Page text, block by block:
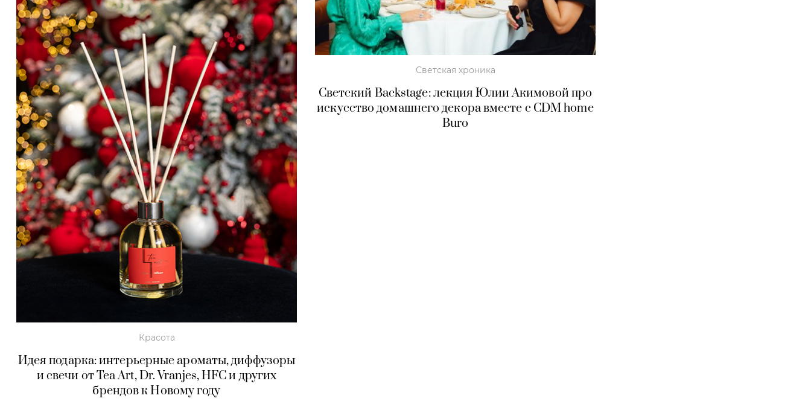
Красота
Идея подарка: интерьерные ароматы, диффузоры
и свечи от Tea Art, Dr. Vranjes, HFC и других
брендов к Новому году
Светская хроника
Светский Backstage: лекция Юлии Акимовой про
искусство домашнего декора вместе с CDM home
Buro